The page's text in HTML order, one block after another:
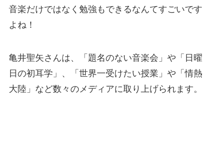
音楽だけではなく勉強もできるなんてすごいです
よね！
亀井聖矢さんは、「題名のない音楽会」や「日曜
日の初耳学」、「世界一受けたい授業」や「情熱
大陸」など数々のメディアに取り上げられます。